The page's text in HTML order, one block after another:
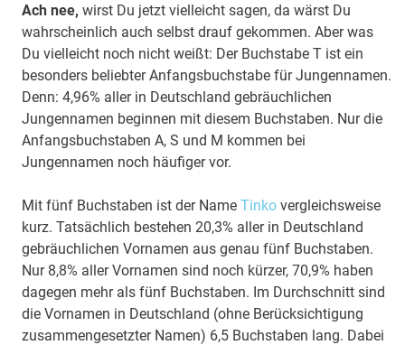
Ach nee, wirst Du jetzt vielleicht sagen, da wärst Du
wahrscheinlich auch selbst drauf gekommen. Aber was
Du vielleicht noch nicht weißt: Der Buchstabe T ist ein
besonders beliebter Anfangsbuchstabe für Jungennamen.
Denn: 4,96% aller in Deutschland gebräuchlichen
Jungennamen beginnen mit diesem Buchstaben. Nur die
Anfangsbuchstaben A, S und M kommen bei
Jungennamen noch häufiger vor.
Mit fünf Buchstaben ist der Name Tinko vergleichsweise
kurz. Tatsächlich bestehen 20,3% aller in Deutschland
gebräuchlichen Vornamen aus genau fünf Buchstaben.
Nur 8,8% aller Vornamen sind noch kürzer, 70,9% haben
dagegen mehr als fünf Buchstaben. Im Durchschnitt sind
die Vornamen in Deutschland (ohne Berücksichtigung
zusammengesetzter Namen) 6,5 Buchstaben lang. Dabei